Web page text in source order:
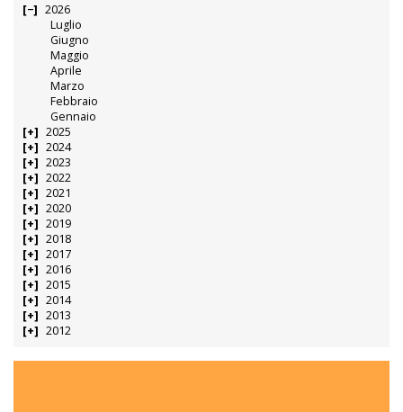
2026
Luglio
Giugno
Maggio
Aprile
Marzo
Febbraio
Gennaio
2025
2024
2023
2022
2021
2020
2019
2018
2017
2016
2015
2014
2013
2012